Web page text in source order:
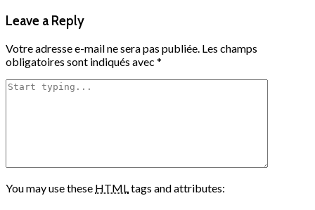
Leave a Reply
Votre adresse e-mail ne sera pas publiée. Les champs
obligatoires sont indiqués avec *
You may use these HTMLtags and attributes: